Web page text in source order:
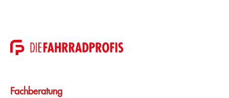
Fachberatung